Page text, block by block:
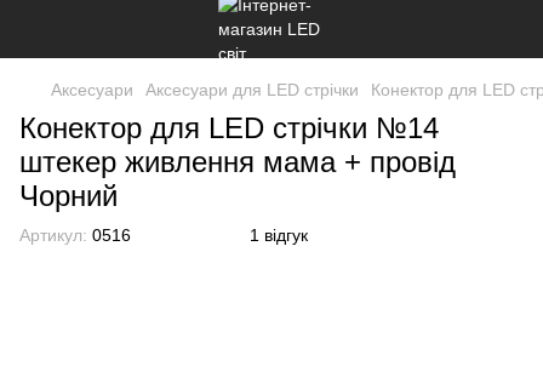
Аксесуари Аксесуари для LED стрічки Конектор для LED
Конектор для LED стрічки №14
штекер живлення мама + провід
Чорний
Артикул: 0516 1 відгук